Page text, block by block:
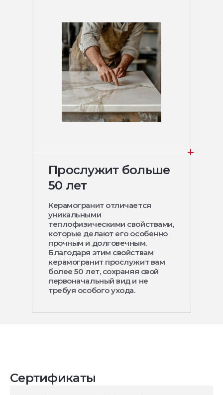
Прослужит больше
50 лет
Керамогранит отличается
уникальными
теплофизическими свойствами,
которые делают его особенно
прочным и долговечным.
Благодаря этим свойствам
керамогранит прослужит вам
более 50 лет, сохраняя свой
первоначальный вид и не
требуя особого ухода.
Сертификаты